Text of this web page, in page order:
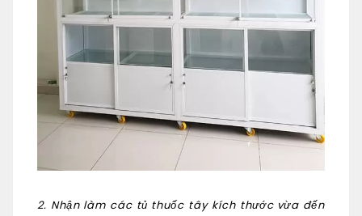
2. Nhận làm các tủ thuốc tây kích thước vừa đến